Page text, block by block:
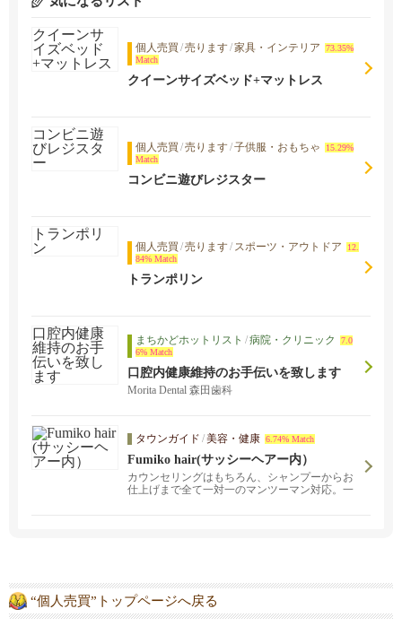
個人売買 /売ります/家具・インテリア
73.35%
Match
クイーンサイズベッド+マットレス
個人売買 /売ります/子供服・おもちゃ
15.29%
Match
コンビニ遊びレジスター
個人売買 /売ります/ スポーツ・アウトドア
12.
84% Match
トランポリン
まちかどホットリスト /病院・クリニック
7.0
6% Match
口腔内健康維持のお手伝いを致します
Morita Dental 森田歯科
タウンガイド /美容・健康 6.74% Match
Fumiko hair(サッシーヘアー内）
カウンセリングはもちろん、シャンプーからお
仕上げまで全て一対一のマンツーマン対応。一
“個人売買”トップページへ戻る